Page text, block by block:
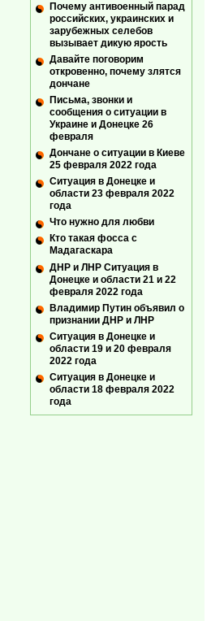
Почему антивоенный парад
российских, украинских и
зарубежных селебов
вызывает дикую ярость
Давайте поговорим
откровенно, почему злятся
дончане
Письма, звонки и
сообщения о ситуации в
Украине и Донецке 26
февраля
Дончане о ситуации в Киеве
25 февраля 2022 года
Ситуация в Донецке и
области 23 февраля 2022
года
Что нужно для любви
Кто такая фосса с
Мадагаскара
ДНР и ЛНР Ситуация в
Донецке и области 21 и 22
февраля 2022 года
Владимир Путин объявил о
признании ДНР и ЛНР
Ситуация в Донецке и
области 19 и 20 февраля
2022 года
Ситуация в Донецке и
области 18 февраля 2022
года